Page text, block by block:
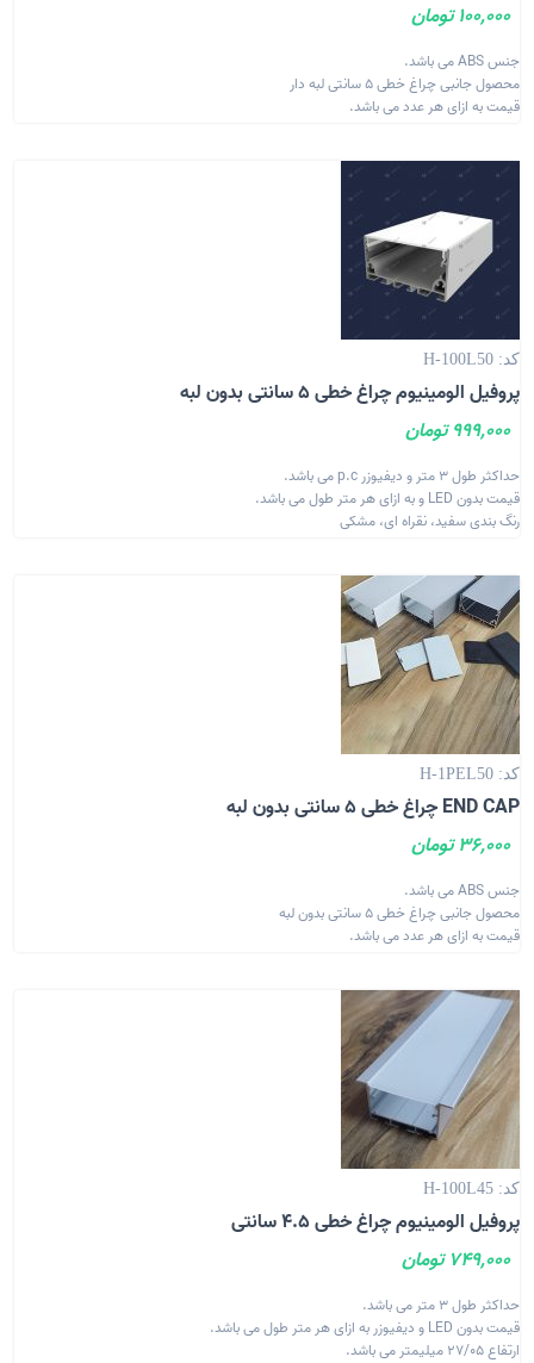
100,000 تومان
جنس ABS می باشد.
محصول جانبی چراغ خطی 5 سانتی لبه دار
قیمت به ازای هر عدد می باشد.
کد: H-100L50
پروفیل الومینیوم چراغ خطی 5 سانتی بدون لبه
999,000 تومان
حداکثر طول 3 متر و دیفیوزر p.c می باشد.
قیمت بدون LED و به ازای هر متر طول می باشد.
رنگ بندی سفید، نقراه ای، مشکی
کد: H-1PEL50
END CAP چراغ خطی 5 سانتی بدون لبه
36,000 تومان
جنس ABS می باشد.
محصول جانبی چراغ خطی 5 سانتی بدون لبه
قیمت به ازای هر عدد می باشد.
کد: H-100L45
پروفیل الومینیوم چراغ خطی 4.5 سانتی
749,000 تومان
حداکثر طول 3 متر می باشد.
قیمت بدون LED و دیفیوزر به ازای هر متر طول می باشد.
ارتفاع 27/05 میلیمتر می باشد.